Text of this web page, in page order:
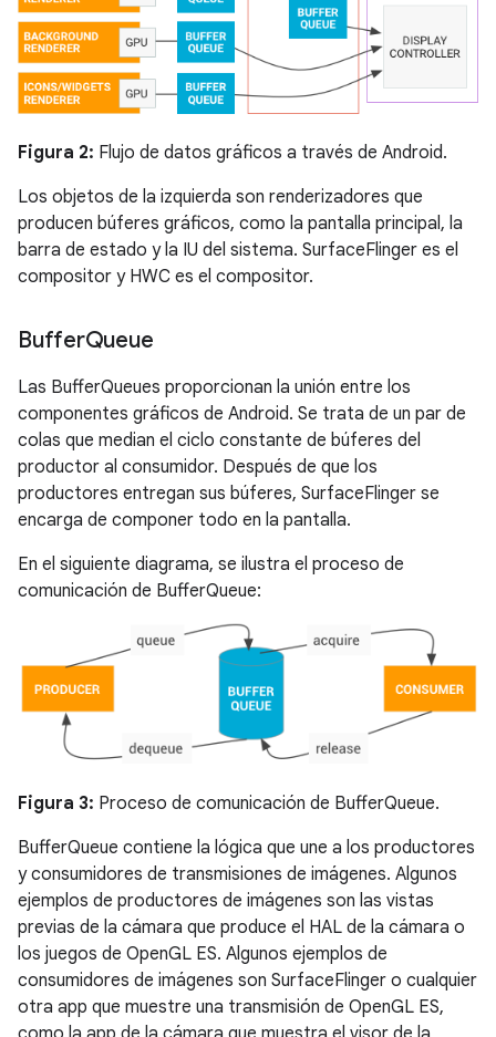
Figura 2: Flujo de datos gráficos a través de Android.
Los objetos de la izquierda son renderizadores que
producen búferes gráficos, como la pantalla principal, la
barra de estado y la IU del sistema. SurfaceFlinger es el
compositor y HWC es el compositor.
BufferQueue
Las BufferQueues proporcionan la unión entre los
componentes gráficos de Android. Se trata de un par de
colas que median el ciclo constante de búferes del
productor al consumidor. Después de que los
productores entregan sus búferes, SurfaceFlinger se
encarga de componer todo en la pantalla.
En el siguiente diagrama, se ilustra el proceso de
comunicación de BufferQueue:
Figura 3: Proceso de comunicación de BufferQueue.
BufferQueue contiene la lógica que une a los productores
y consumidores de transmisiones de imágenes. Algunos
ejemplos de productores de imágenes son las vistas
previas de la cámara que produce el HAL de la cámara o
los juegos de OpenGL ES. Algunos ejemplos de
consumidores de imágenes son SurfaceFlinger o cualquier
otra app que muestre una transmisión de OpenGL ES,